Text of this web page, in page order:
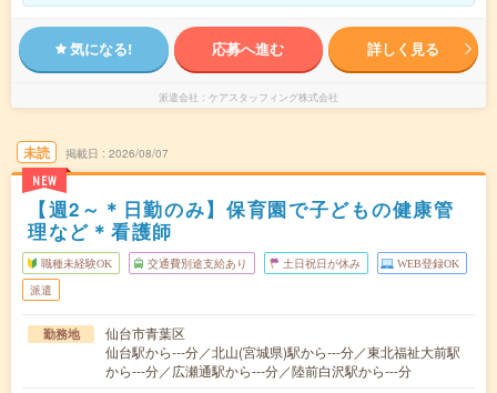
気になる! 応募へ進む 詳しく見る
派遣会社 ケアスタッフィング株式会社
未読
NEW
掲載日 2026/08/07
【週2～＊日勤のみ】保育園で子どもの健康管
理など＊看護師
職種未経験OK 交通費別途支給あり 土日祝日が休み WEB登録OK
派遣
勤務地
仙台市青葉区
仙台駅から---分／北山(宮城県)駅から---分／東北福祉大前駅
から---分／広瀬通駅から---分／陸前白沢駅から---分